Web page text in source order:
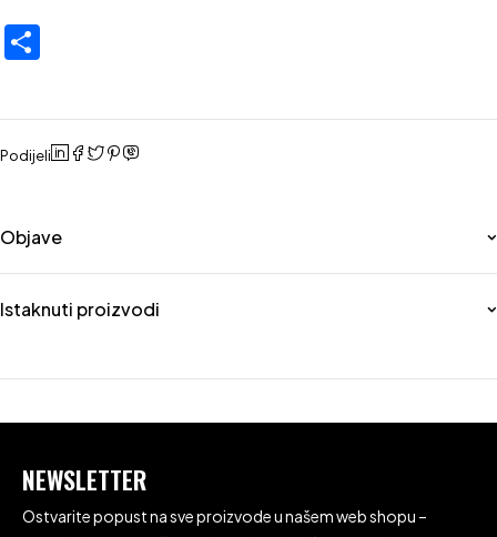
Podijeli
Objave
Istaknuti proizvodi
NEWSLETTER
Ostvarite popust na sve proizvode u našem web shopu –